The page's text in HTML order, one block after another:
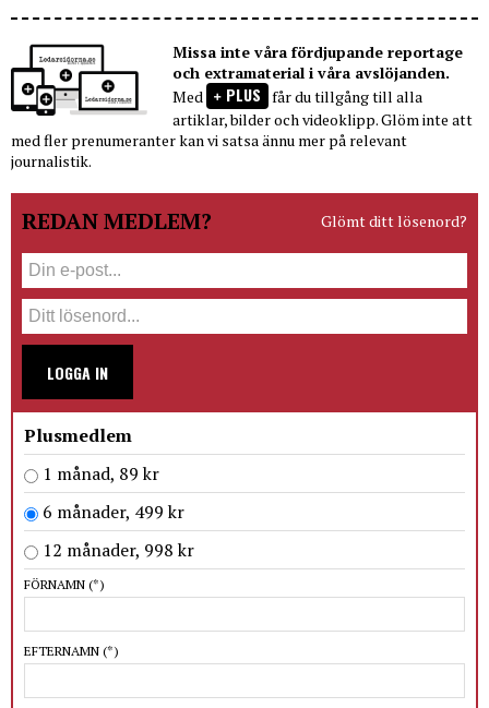
Missa inte våra fördjupande reportage
och extramaterial i våra avslöjanden.
Med
PLUS får du tillgång till alla
artiklar, bilder och videoklipp. Glöm inte att
med fler prenumeranter kan vi satsa ännu mer på relevant
journalistik.
REDAN MEDLEM? Glömt ditt lösenord?
LOGGA IN
Plusmedlem
1 månad, 89 kr
6 månader, 499 kr
12 månader, 998 kr
FÖRNAMN (*)
EFTERNAMN (*)